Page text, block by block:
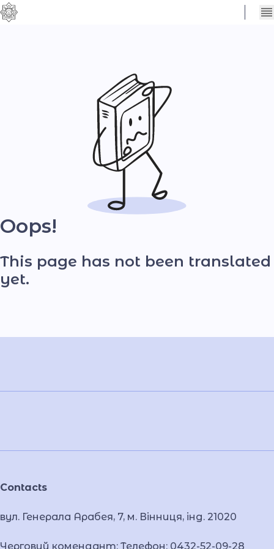
Контраст
Oops!
This page has not been translated
yet.
Contacts
вул. Генерала Арабея, 7, м. Вінниця, інд. 21020
Черговий комендант: Телефон: 0432-52-09-28